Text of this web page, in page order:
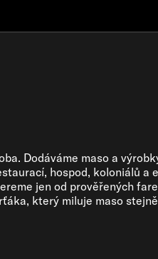
Dodáváme maso a
hospod, koloniálů a
jen od prověřených
který miluje maso